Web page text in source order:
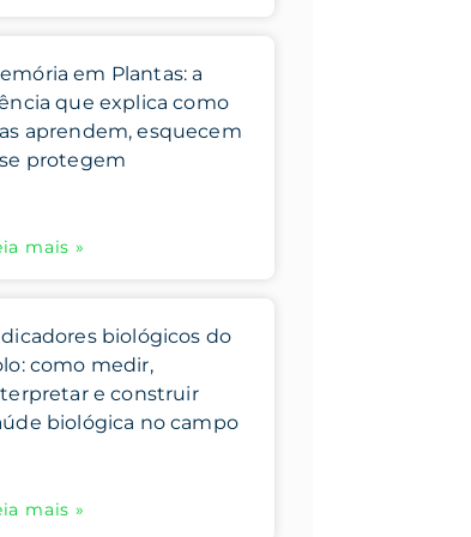
em Plantas: a
que explica como
aprendem, esquecem
protegem
mais »
biológicos do
como medir,
e construir
biológica no campo
mais »